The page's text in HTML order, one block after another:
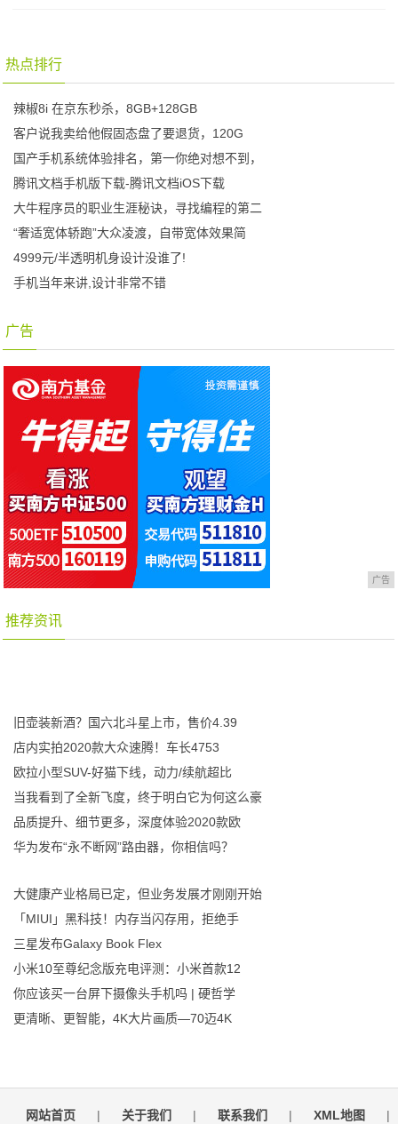
热点排行
辣椒8i 在京东秒杀，8GB+128GB
客户说我卖给他假固态盘了要退货，120G
国产手机系统体验排名，第一你绝对想不到，
腾讯文档手机版下载-腾讯文档iOS下载
大牛程序员的职业生涯秘诀，寻找编程的第二
“奢适宽体轿跑”大众凌渡，自带宽体效果简
4999元/半透明机身设计没谁了!
手机当年来讲,设计非常不错
广告
广告
推荐资讯
旧壶装新酒？国六北斗星上市，售价4.39
店内实拍2020款大众速腾！车长4753
欧拉小型SUV-好猫下线，动力/续航超比
当我看到了全新飞度，终于明白它为何这么豪
品质提升、细节更多，深度体验2020款欧
华为发布“永不断网”路由器，你相信吗？
大健康产业格局已定，但业务发展才刚刚开始
「MIUI」黑科技！内存当闪存用，拒绝手
三星发布Galaxy Book Flex
小米10至尊纪念版充电评测：小米首款12
你应该买一台屏下摄像头手机吗 | 硬哲学
更清晰、更智能，4K大片画质—70迈4K
网站首页 | 关于我们 | 联系我们 | XML地图 |